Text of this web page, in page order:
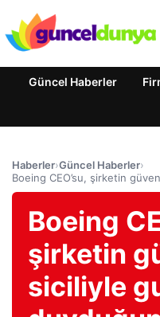
Güncel Haberler
Haberler›Güncel Haberler›
Boeing CEO’su, şirketin
Boeing
şirketin
siciliyle